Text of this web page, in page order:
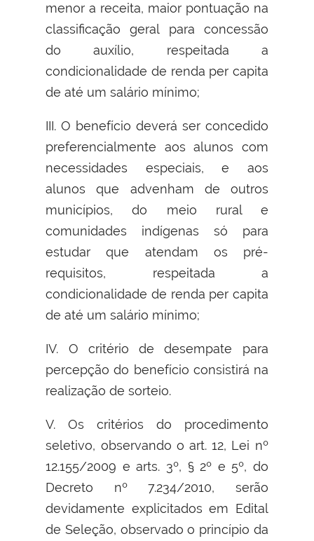
menor a receita, maior pontuação na
classificação geral para concessão
do auxílio, respeitada a
condicionalidade de renda per capita
de até um salário mínimo;
III. O benefício deverá ser concedido
preferencialmente aos alunos com
necessidades especiais, e aos
alunos que advenham de outros
municípios, do meio rural e
comunidades indígenas só para
estudar que atendam os pré-
requisitos, respeitada a
condicionalidade de renda per capita
de até um salário mínimo;
IV. O critério de desempate para
percepção do benefício consistirá na
realização de sorteio.
V. Os critérios do procedimento
seletivo, observando o art. 12, Lei nº
12.155/2009 e arts. 3º, § 2º e 5º, do
Decreto nº 7.234/2010, serão
devidamente explicitados em Edital
de Seleção, observado o princípio da